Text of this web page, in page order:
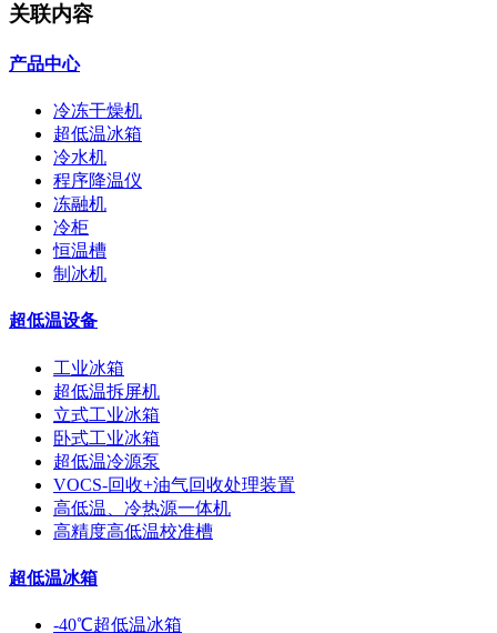
关联内容
产品中心
冷冻干燥机
超低温冰箱
冷水机
程序降温仪
冻融机
冷柜
恒温槽
制冰机
超低温设备
工业冰箱
超低温拆屏机
立式工业冰箱
卧式工业冰箱
超低温冷源泵
VOCS-回收+油气回收处理装置
高低温、冷热源一体机
高精度高低温校准槽
超低温冰箱
-40℃超低温冰箱